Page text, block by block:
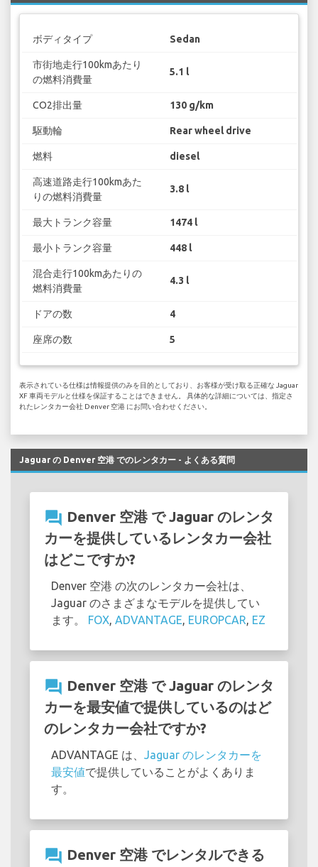
ボディタイプ Sedan
市街地走行100kmあたり
の燃料消費量
5.1 l
CO2排出量 130 g/km
駆動輪 Rear wheel drive
燃料 diesel
高速道路走行100kmあた
りの燃料消費量
3.8 l
最大トランク容量 1474 l
最小トランク容量 448 l
混合走行100kmあたりの
燃料消費量
4.3 l
ドアの数 4
座席の数 5
表示されている仕様は情報提供のみを目的としており、お客様が受け取る正確な Jaguar
XF 車両モデルと仕様を保証することはできません。 具体的な詳細については、指定さ
れたレンタカー会社 Denver 空港 にお問い合わせください。
Jaguar の Denver 空港 でのレンタカー - よくある質問
question_answer Denver 空港 で Jaguar のレンタ
カーを提供しているレンタカー会社
はどこですか?
Denver 空港 の次のレンタカー会社は、
Jaguar のさまざまなモデルを提供してい
ます。 FOX, ADVANTAGE, EUROPCAR, EZ
question_answer Denver 空港 で Jaguar のレンタ
カーを最安値で提供しているのはど
のレンタカー会社ですか?
ADVANTAGE は、 Jaguar のレンタカーを
最安値で提供していることがよくありま
す。
question_answer Denver 空港 でレンタルできる